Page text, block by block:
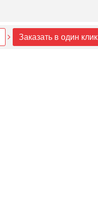
Заказать в один клик